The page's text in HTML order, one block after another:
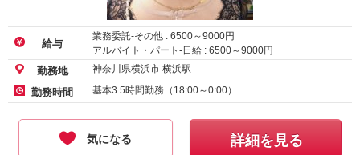
給与
業務委託-その他 : 6500～9000円
アルバイト・パート-日給 : 6500～9000円
勤務地 神奈川県横浜市 横浜駅
勤務時間 基本3.5時間勤務（18:00～0:00）
気になる 詳細を見る